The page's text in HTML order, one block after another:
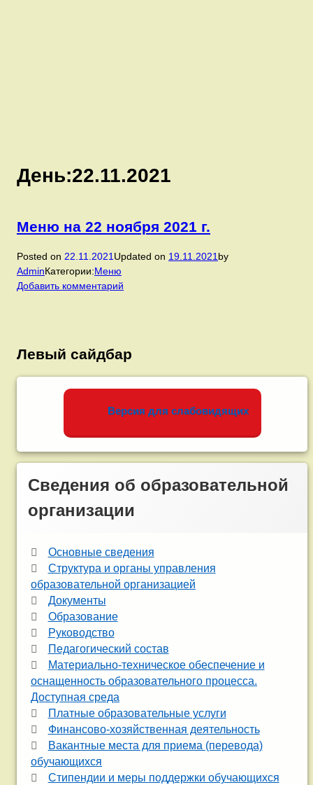
День:22.11.2021
Меню на 22 ноября 2021 г.
Posted on 22.11.2021Updated on 19.11.2021by
AdminКатегории:Меню
Добавить комментарий
ноября
2021
г.
Левый сайдбар
Версия для слабовидящих
Сведения об образовательной
организации
Основные сведения
Структура и органы управления
образовательной организацией
Документы
Образование
Руководство
Педагогический состав
Материально-техническое обеспечение и
оснащенность образовательного процесса.
Доступная среда
Платные образовательные услуги
Финансово-хозяйственная деятельность
Вакантные места для приема (перевода)
обучающихся
Стипендии и меры поддержки обучающихся